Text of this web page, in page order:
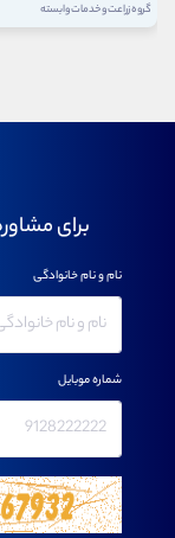
گروه زراعت و خدمات وابسته
برای
نام و نام خانوادگی
شماره موبایل